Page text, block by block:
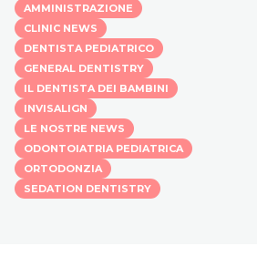
AMMINISTRAZIONE
CLINIC NEWS
DENTISTA PEDIATRICO
GENERAL DENTISTRY
IL DENTISTA DEI BAMBINI
INVISALIGN
LE NOSTRE NEWS
ODONTOIATRIA PEDIATRICA
ORTODONZIA
SEDATION DENTISTRY